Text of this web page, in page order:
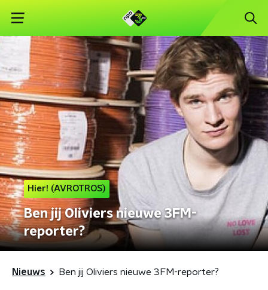
Hier! (AVROTROS)
Ben jij Oliviers nieuwe 3FM-
reporter?
Nieuws Ben jij Oliviers nieuwe 3FM-reporter?